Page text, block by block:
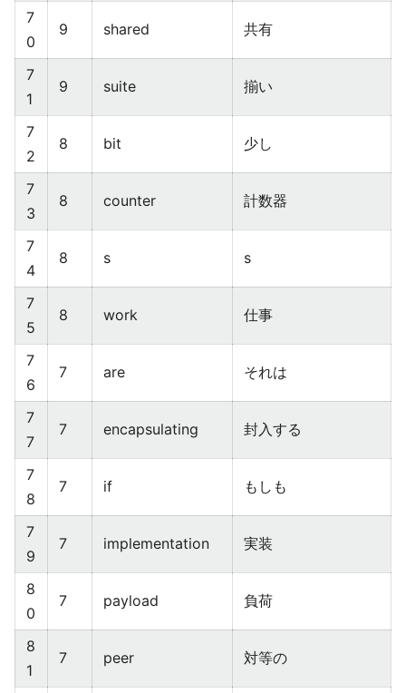
7
0
9 shared 共有
7
1
9 suite 揃い
7
2
8 bit 少し
7
3
8 counter 計数器
7
4
8 s s
7
5
8 work 仕事
7
6
7 are それは
7
7
7 encapsulating 封入する
7
8
7 if もしも
7
9
7 implementation 実装
8
0
7 payload 負荷
8
1
7 peer 対等の